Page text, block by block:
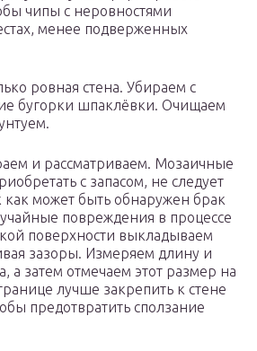
чипы с неровностями
менее подверженных
ровная стена. Убираем с
бугорки шпаклёвки. Очищаем
и рассматриваем. Мозаичные
с запасом, не следует
как может быть обнаружен брак
повреждения в процессе
поверхности выкладываем
зазоры. Измеряем длину и
а затем отмечаем этот размер на
лучше закрепить к стене
предотвратить сползание